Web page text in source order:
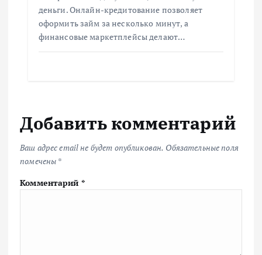
деньги. Онлайн-кредитование позволяет
оформить займ за несколько минут, а
финансовые маркетплейсы делают…
Добавить комментарий
Ваш адрес email не будет опубликован. Обязательные поля
помечены *
Комментарий *